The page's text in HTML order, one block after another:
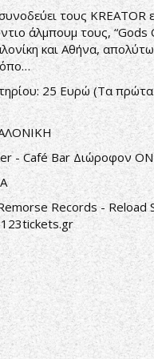
τους KREATOR
άλμπουμ τους, “Gods
και Αθήνα,
25 Ευρώ (Τα
- Café Bar Διώροφον
Records -